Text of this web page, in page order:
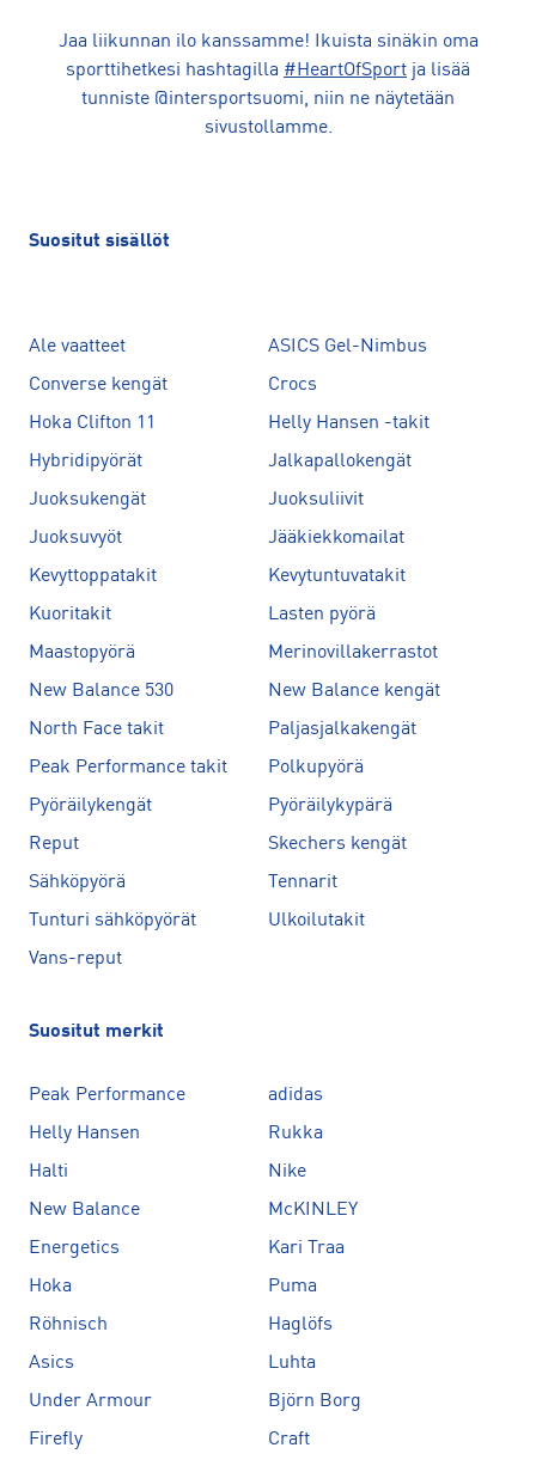
Jaa liikunnan ilo kanssamme! Ikuista sinäkin oma
sporttihetkesi hashtagilla #HeartOfSport ja lisää
tunniste @intersportsuomi, niin ne näytetään
sivustollamme.
Suositut sisällöt
Ale vaatteet
ASICS Gel-Nimbus
Converse kengät
Crocs
Hoka Clifton 11
Helly Hansen -takit
Hybridipyörät
Jalkapallokengät
Juoksukengät
Juoksuliivit
Juoksuvyöt
Jääkiekkomailat
Kevyttoppatakit
Kevytuntuvatakit
Kuoritakit
Lasten pyörä
Maastopyörä
Merinovillakerrastot
New Balance 530
New Balance kengät
North Face takit
Paljasjalkakengät
Peak Performance takit
Polkupyörä
Pyöräilykengät
Pyöräilykypärä
Reput
Skechers kengät
Sähköpyörä
Tennarit
Tunturi sähköpyörät
Ulkoilutakit
Vans-reput
Suositut merkit
Peak Performance
adidas
Helly Hansen
Rukka
Halti
Nike
New Balance
McKINLEY
Energetics
Kari Traa
Hoka
Puma
Röhnisch
Haglöfs
Asics
Luhta
Under Armour
Björn Borg
Firefly
Craft